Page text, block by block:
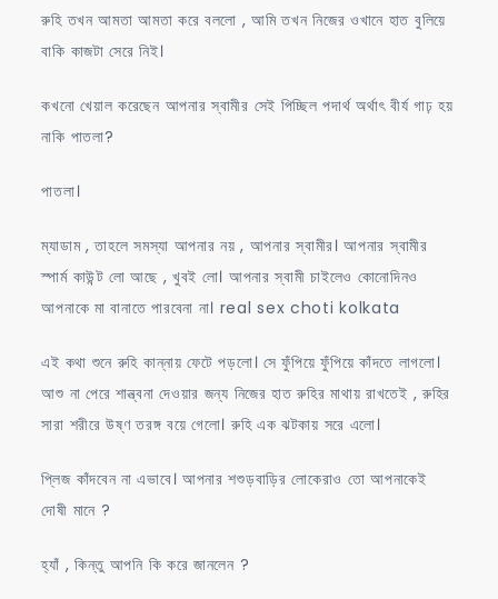
রুহি তখন আমতা আমতা করে বললো , আমি তখন নিজের ওখানে হাত বুলিয়ে
বাকি কাজটা সেরে নিই।
কখনো খেয়াল করেছেন আপনার স্বামীর সেই পিচ্ছিল পদার্থ অর্থাৎ বীর্য গাঢ় হয়
নাকি পাতলা?
পাতলা।
ম্যাডাম , তাহলে সমস্যা আপনার নয় , আপনার স্বামীর। আপনার স্বামীর
স্পার্ম কাউন্ট লো আছে , খুবই লো। আপনার স্বামী চাইলেও কোনোদিনও
আপনাকে মা বানাতে পারবেনা না। real sex choti kolkata
এই কথা শুনে রুহি কান্নায় ফেটে পড়লো। সে ফুঁপিয়ে ফুঁপিয়ে কাঁদতে লাগলো।
আশু না পেরে শান্ত্বনা দেওয়ার জন্য নিজের হাত রুহির মাথায় রাখতেই , রুহির
সারা শরীরে উষ্ণ তরঙ্গ বয়ে গেলো। রুহি এক ঝটকায় সরে এলো।
প্লিজ কাঁদবেন না এভাবে। আপনার শশুড়বাড়ির লোকেরাও তো আপনাকেই
দোষী মানে ?
হ্যাঁ , কিন্তু আপনি কি করে জানলেন ?